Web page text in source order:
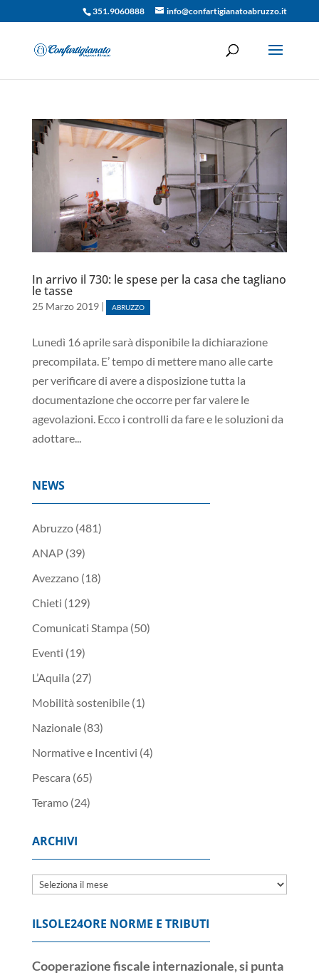
351.9060888 info@confartigianatoabruzzo.it
In arrivo il 730: le spese per la casa che tagliano
le tasse
25 Marzo 2019| ABRUZZO
Lunedì 16 aprile sarà disponibile la dichiarazione
precompilata. E’ tempo di mettere mano alle carte
per verificare di avere a disposizione tutta la
documentazione che occorre per far valere le
agevolazioni. Ecco i controlli da fare e le soluzioni da
adottare...
NEWS
Abruzzo(481)
ANAP(39)
Avezzano(18)
Chieti (129)
Comunicati Stampa (50)
Eventi (19)
L’Aquila (27)
Mobilità sostenibile(1)
Nazionale(83)
Normative e Incentivi (4)
Pescara (65)
Teramo(24)
ARCHIVI
Archivi
ILSOLE24ORE NORME E TRIBUTI
Cooperazione fiscale internazionale, si punta